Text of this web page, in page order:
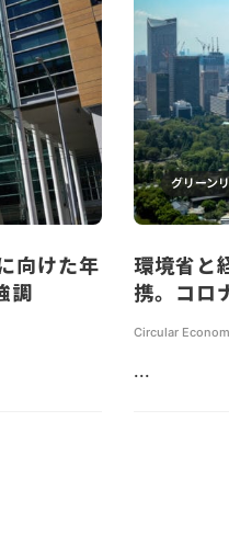
向けた年
調
グリーン
環境省と
携。コロ
Circular
...